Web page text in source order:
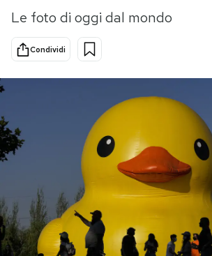
Politica
Tecnologia
Europa
PODCAST
Le foto di oggi dal mondo
Condividi